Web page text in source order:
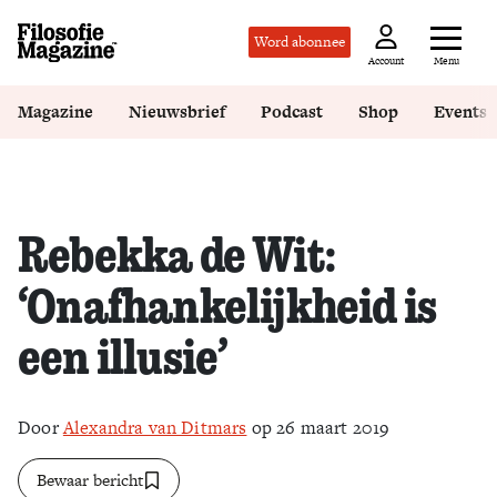
Word abonnee
Account Menu
Magazine Nieuwsbrief Podcast Shop Events
Rebekka de Wit:
‘Onafhankelijkheid is
een illusie’
DoorAlexandra van Ditmars op 26 maart 2019
Bewaar bericht